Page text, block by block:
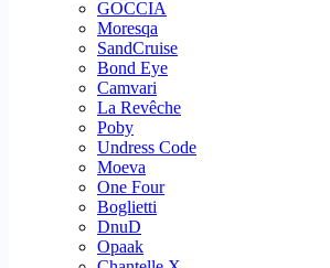
GOCCIA
Moresqa
SandCruise
Bond Eye
Camvari
La Revêche
Poby
Undress Code
Moeva
One Four
Boglietti
DnuD
Opaak